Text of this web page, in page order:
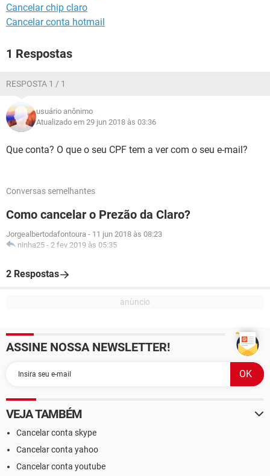
Cancelar chip claro
Cancelar conta hotmail
1 Respostas
RESPOSTA 1 / 1
usuário anônimo
Atualizado em 29 jun 2018 às 03:36
Que conta? O que o seu CPF tem a ver com o seu e-mail?
Conversas semelhantes
Como cancelar o Prezão da Claro?
Jorgealbertodafontoura - 11 jun 2018 às 08:23
ninha25 - 2 fev 2019 às 05:35
2 Respostas
ASSINE NOSSA NEWSLETTER!
VEJA TAMBÉM
Cancelar conta skype
Cancelar conta yahoo
Cancelar conta youtube